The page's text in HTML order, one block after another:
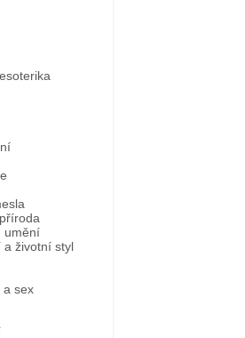
umění
a životní styl
a sex